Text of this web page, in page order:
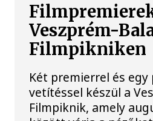
Veszprém-
Filmpikniken
Két premierrel és
vetítéssel készül a
Filmpiknik, amely